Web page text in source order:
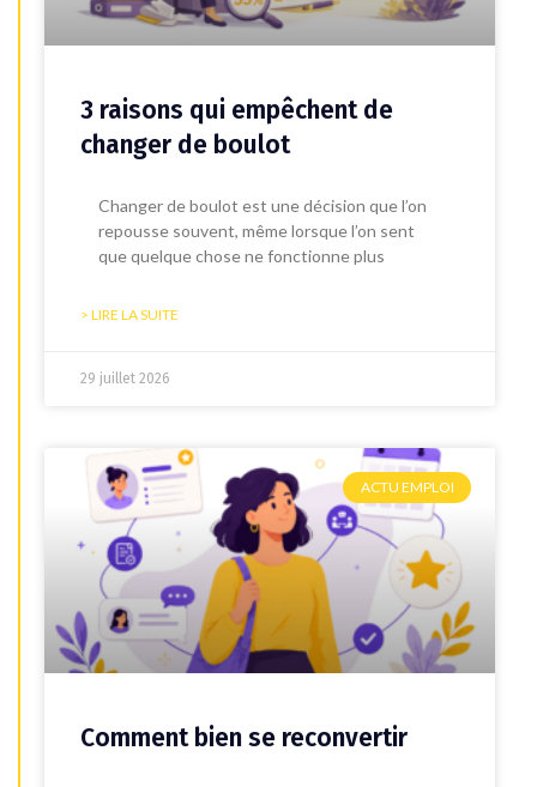
3 raisons qui empêchent de
changer de boulot
Changer de boulot est une décision que l’on
repousse souvent, même lorsque l’on sent
que quelque chose ne fonctionne plus
> LIRE LA SUITE
29 juillet 2026
ACTU EMPLOI
Comment bien se reconvertir